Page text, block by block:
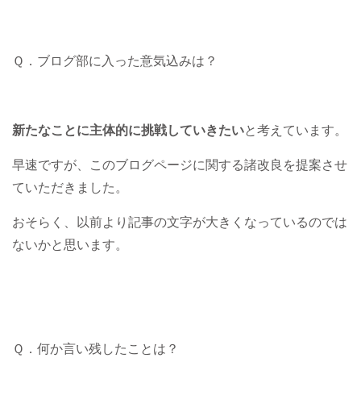
Ｑ．ブログ部に入った意気込みは？
新たなことに主体的に挑戦していきたいと考えています。
早速ですが、このブログページに関する諸改良を提案させ
ていただきました。
おそらく、以前より記事の文字が大きくなっているのでは
ないかと思います。
Ｑ．何か言い残したことは？